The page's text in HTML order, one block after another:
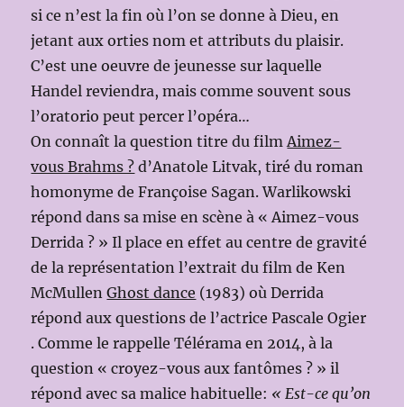
si ce n’est la fin où l’on se donne à Dieu, en
jetant aux orties nom et attributs du plaisir.
C’est une oeuvre de jeunesse sur laquelle
Handel reviendra, mais comme souvent sous
l’oratorio peut percer l’opéra…
On connaît la question titre du filmAimez-
vous Brahms ? d’Anatole Litvak, tiré du roman
homonyme de Françoise Sagan. Warlikowski
répond dans sa mise en scène à « Aimez-vous
Derrida ? » Il place en effet au centre de gravité
de la représentation l’extrait du film de Ken
McMullenGhost dance (1983) où Derrida
répond aux questions de l’actrice Pascale Ogier
. Comme le rappelle Télérama en 2014, à la
question « croyez-vous aux fantômes ? » il
répond avec sa malice habituelle: « Est-ce qu’on